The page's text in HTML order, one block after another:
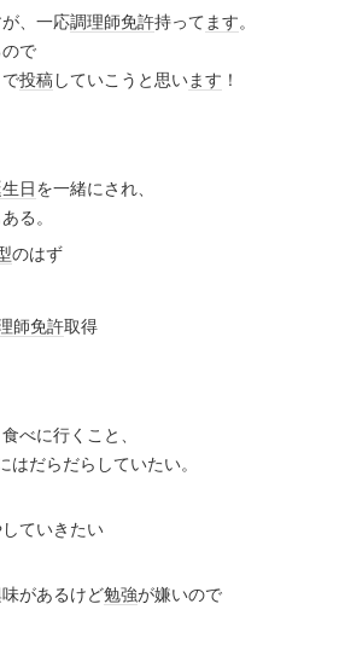
が、一応調理師免許持ってます。
で
で投稿していこうと思います ！
日を一緒にされ、
る。
のはず
師免許取得
食べに行くこと、
はだらだらしていたい。
ていきたい
があるけど勉強が嫌いので